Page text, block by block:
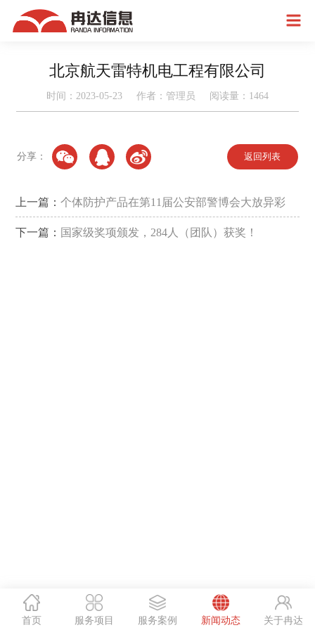
北京航天雷特机电工程有限公司
时间：2023-05-23 作者：管理员 阅读量： 1464
分享： 返回列表
上一篇：个体防护产品在第11届公安部警博会大放异彩
下一篇： 国家级奖项颁发，284人（团队）获奖！
首页 服务项目 服务案例 新闻动态 关于冉达